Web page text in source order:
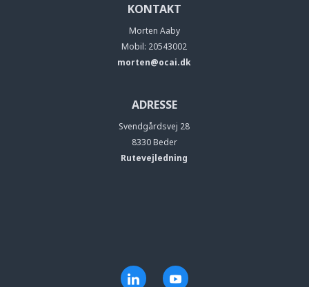
KONTAKT
Morten Aaby
Mobil: 20543002
morten@ocai.dk
ADRESSE
Svendgårdsvej 28
8330 Beder
Rutevejledning